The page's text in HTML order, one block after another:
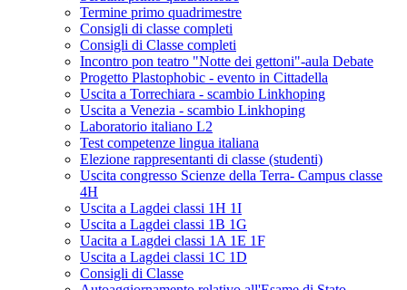
Termine primo quadrimestre
Consigli di classe completi
Consigli di Classe completi
Incontro pon teatro "Notte dei gettoni"-aula Debate
Progetto Plastophobic - evento in Cittadella
Uscita a Torrechiara - scambio Linkhoping
Uscita a Venezia - scambio Linkhoping
Laboratorio italiano L2
Test competenze lingua italiana
Elezione rappresentanti di classe (studenti)
Uscita congresso Scienze della Terra- Campus classe
4H
Uscita a Lagdei classi 1H 1I
Uscita a Lagdei classi 1B 1G
Uacita a Lagdei classi 1A 1E 1F
Uscita a Lagdei classi 1C 1D
Consigli di Classe